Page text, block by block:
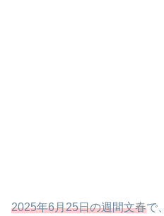
2025年6月25日の週間文春で、